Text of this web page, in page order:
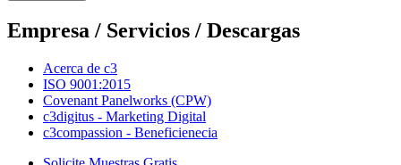
Empresa / Servicios / Descargas
Acerca de c3
ISO 9001:2015
Covenant Panelworks (CPW)
c3digitus - Marketing Digital
c3compassion - Beneficienecia